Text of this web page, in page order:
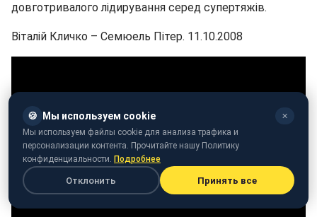
довготривалого лідирування серед супертяжів.
Віталій Кличко – Семюель Пітер. 11.10.2008
🍪 Мы используем cookie ✕
Мы используем файлы cookie для анализа трафика и
персонализации контента. Прочитайте нашу Политику
конфиденциальности. Подробнее
Отклонить Принять все